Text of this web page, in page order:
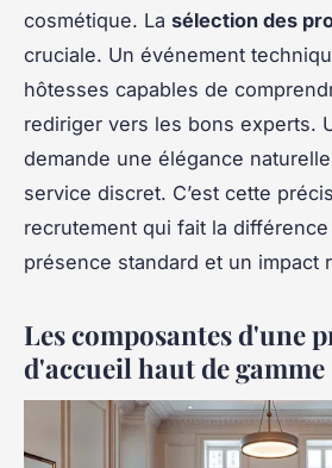
cosmétique. La sélection des
cruciale. Un événement
hôtesses capables de
rediriger vers les bons experts.
demande une élégance
service discret. C’est cette
recrutement qui fait la
présence standard et un impact
Les composantes d'une
d'accueil haut de gamme